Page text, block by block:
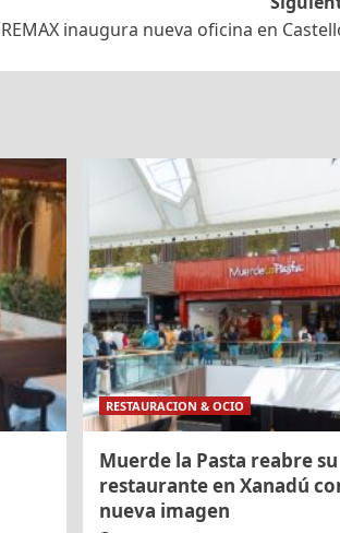
REMAX inaugura nueva oficina en
RESTAURACION & OCIO
Muerde la Pasta reabre su
restaurante en Xanadú
nueva imagen